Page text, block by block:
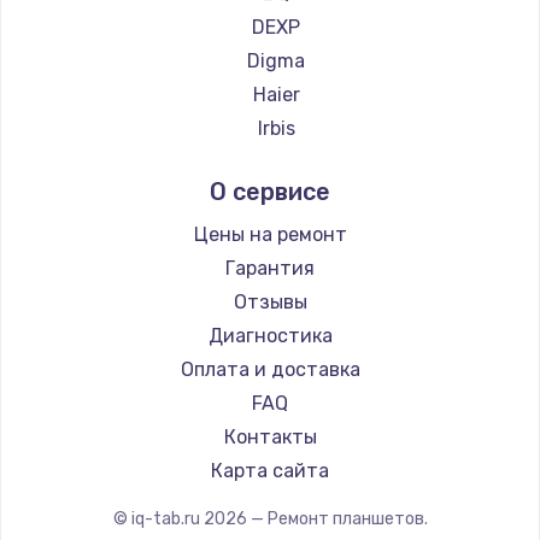
Заказать
Замена видеочипа
2745 руб.
Настройка BIOS
1160 руб.
Заказать
Ремонт подсветки
1200 руб.
Заказать
Настройка ОС
DEXP
Digma
Haier
Irbis
Microsoft
BlackView
Amazon
Aquarius
Philips
Dell
HP
Getac
ZTE
О сервисе
Цены на ремонт
Гарантия
Отзывы
Диагностика
Оплата и доставка
FAQ
Контакты
Карта сайта
© iq-tab.ru 2026 — Ремонт планшетов.